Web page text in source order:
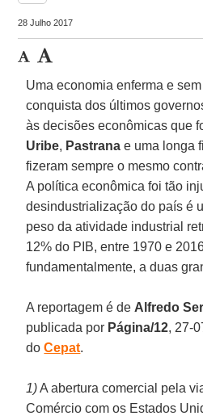
28 Julho 2017
Uma economia enferma e
conquista dos últimos
às decisões econômicas que
Uribe, Pastrana e uma longa
fizeram sempre o mesmo
A política econômica foi tão
desindustrialização do país é
peso da atividade industrial
12% do PIB, entre 1970 e
fundamentalmente, a duas
A reportagem é de Alfredo
publicada por Página/12, 27-
doCepat.
1)A abertura comercial pela
Comércio com os Estados